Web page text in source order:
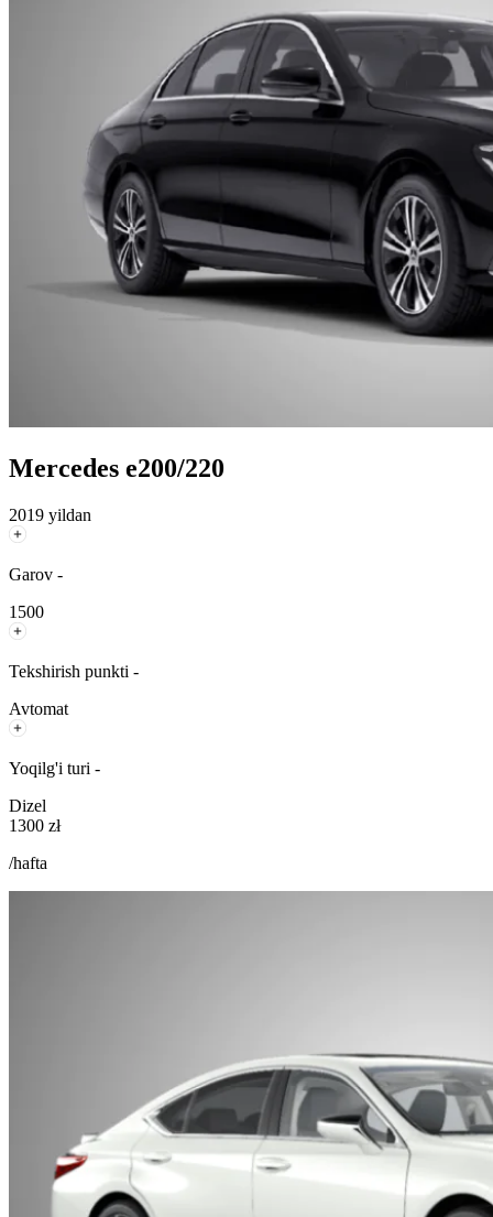
Mercedes e200/220
2019 yildan
Garov -
1500
Tekshirish punkti -
Avtomat
Yoqilg'i turi -
Dizel
1300 zł
/hafta